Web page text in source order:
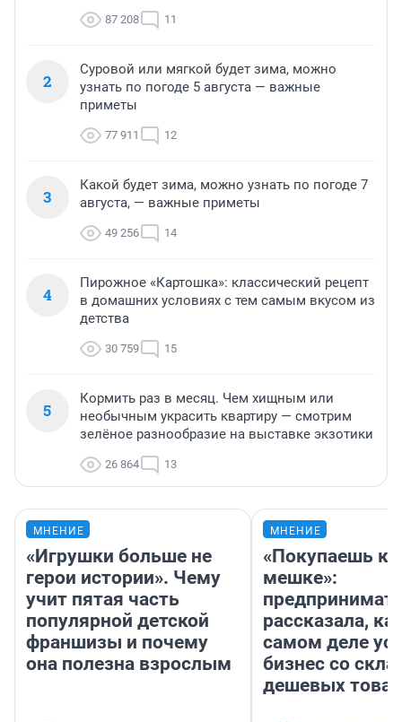
87 208 11
2
Суровой или мягкой будет зима, можно
узнать по погоде 5 августа — важные
приметы
77 911 12
3
Какой будет зима, можно узнать по погоде 7
августа, — важные приметы
49 256 14
4
Пирожное «Картошка»: классический рецепт
в домашних условиях с тем самым вкусом из
детства
30 759 15
5
Кормить раз в месяц. Чем хищным или
необычным украсить квартиру — смотрим
зелёное разнообразие на выставке экзотики
26 864 13
МНЕНИЕ
«Игрушки больше не
герои истории». Чему
учит пятая часть
популярной детской
франшизы и почему
она полезна взрослым
МНЕНИЕ
«Покупаешь
мешке»:
рассказала,
самом деле
бизнес со
дешевых